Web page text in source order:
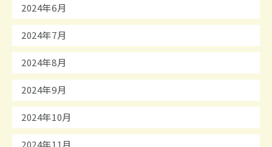
2024年6月
2024年7月
2024年8月
2024年9月
2024年10月
2024年11月